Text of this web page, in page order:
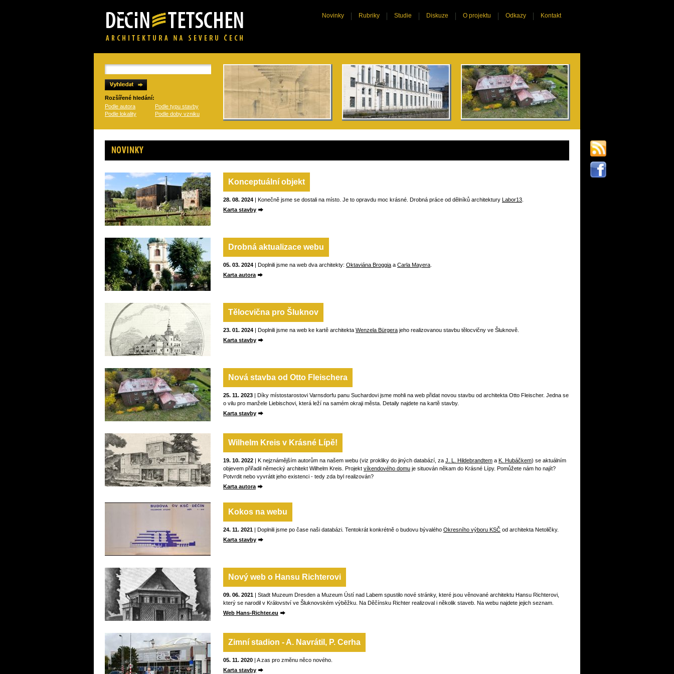
Novinky Rubriky Studie Diskuze O projektu Odkazy Kontakt
Rozšířené hledání:
Podle autora
Podle typu stavby
Podle lokality
Podle doby vzniku
Novinky
Konceptuální objekt
28. 08. 2024 | Konečně jsme se dostali na místo. Je to opravdu moc krásné. Drobná práce od dělníků architektury Labor13
Karta stavby
Drobná aktualizace webu
05. 03. 2024 | Doplnili jsme na web dva architekty: Oktaviána Broggia a Carla Mayera
Karta autora
Tělocvična pro Šluknov
23. 01. 2024 | Doplnili jsme na web ke kartě architekta Wenzela Bürgera jeho realizovanou stavbu tělocvičny ve Šluknově.
Karta stavby
Nová stavba od Otto Fleischera
25. 11. 2023 | Díky místostarostovi Varnsdorfu panu Suchardovi jsme mohli na web přidat novou stavbu od architekta Otto Fleischer. Jedna se
o vilu pro manžele Liebischovi, která leží na samém okraji města. Detaily najdete na kartě stavby.
Karta stavby
Wilhelm Kreis v Krásné Lípě!
19. 10. 2022 | K nejznámějším autorům na našem webu (viz prokliky do jiných databází, za J. L. Hildebrandtem a K. Hubáčkem) se aktuálním
objevem přiřadil německý architekt Wilhelm Kreis. Projekt víkendového domu je situován někam do Krásné Lípy. Pomůžete nám ho najít?
Potvrdit nebo vyvrátit jeho existenci - tedy zda byl realizován?
Karta autora
Kokos na webu
24. 11. 2021 | Doplnili jsme po čase naši databázi. Tentokrát konkrétně o budovu bývalého Okresního výboru KSČ od architekta Netoličky.
Karta stavby
Nový web o Hansu Richterovi
09. 06. 2021 | Stadt Muzeum Dresden a Muzeum Ústí nad Labem spustilo nové stránky, které jsou věnované architektu Hansu Richterovi,
který se narodil v Království ve Šluknovském výběžku. Na Děčínsku Richter realizoval i několik staveb. Na webu najdete jejich seznam.
Web Hans-Richter.eu
Zimní stadion - A. Navrátil, P. Cerha
05. 11. 2020 | A zas pro změnu něco nového.
Karta stavby